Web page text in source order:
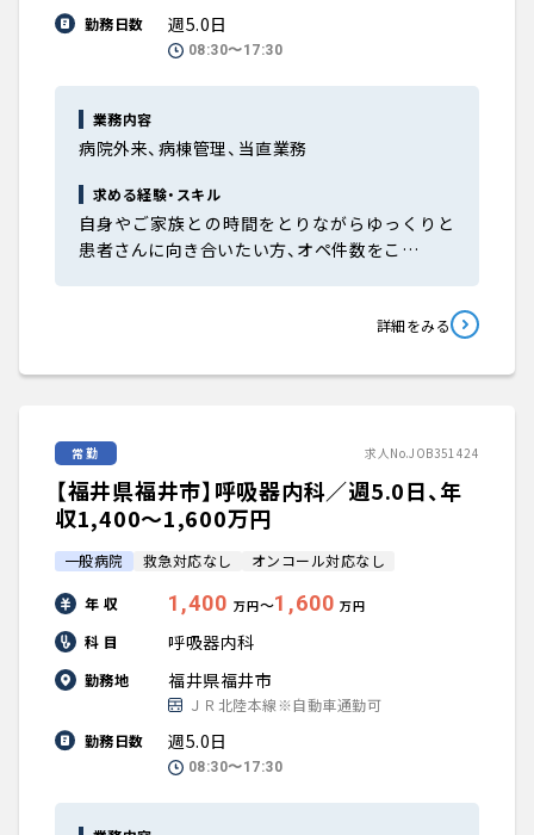
勤務日数
週5.0日
08:30〜17:30
業務内容
病院外来、病棟管理、当直業務
求める経験・スキル
自身やご家族との時間をとりながらゆっくりと
患者さんに向き合いたい方、オペ件数をこ…
詳細をみる
常勤 求人No.JOB351424
【福井県福井市】呼吸器内科／週5.0日、年
収1,400〜1,600万円
一般病院 救急対応なし オンコール対応なし
年 収 1,400 万円〜1,600 万円
科 目 呼吸器内科
勤務地 福井県福井市
ＪＲ北陸本線※自動車通勤可
勤務日数
週5.0日
08:30〜17:30